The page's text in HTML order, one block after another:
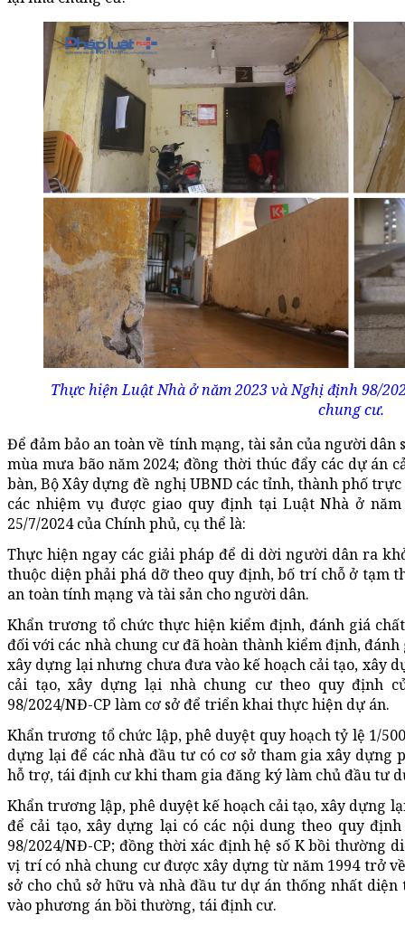
Thực hiện Luật Nhà ở năm 2023 và Nghị định 98/
chung cư.
Để đảm bảo an toàn về tính mạng, tài sản của người
mùa mưa bão năm 2024; đồng thời thúc đẩy các dự án
bàn, Bộ Xây dựng đề nghị UBND các tỉnh, thành phố
các nhiệm vụ được giao quy định tại Luật Nhà ở năm
25/7/2024 của Chính phủ, cụ thể là:
Thực hiện ngay các giải pháp để di dời người dân ra
thuộc diện phải phá dỡ theo quy định, bố trí chỗ ở tạm
an toàn tính mạng và tài sản cho người dân.
Khẩn trương tổ chức thực hiện kiểm định, đánh giá
đối với các nhà chung cư đã hoàn thành kiểm định,
xây dựng lại nhưng chưa đưa vào kế hoạch cải tạo, xây
cải tạo, xây dựng lại nhà chung cư theo quy định
98/2024/NĐ-CP làm cơ sở để triển khai thực hiện dự án.
Khẩn trương tổ chức lập, phê duyệt quy hoạch tỷ lệ 1/
dựng lại để các nhà đầu tư có cơ sở tham gia xây
hỗ trợ, tái định cư khi tham gia đăng ký làm chủ đầu tư
Khẩn trương lập, phê duyệt kế hoạch cải tạo, xây dựng
để cải tạo, xây dựng lại có các nội dung theo quy
98/2024/NĐ-CP; đồng thời xác định hệ số K bồi thường
vị trí có nhà chung cư được xây dựng từ năm 1994 trở
sở cho chủ sở hữu và nhà đầu tư dự án thống nhất
vào phương án bồi thường, tái định cư.